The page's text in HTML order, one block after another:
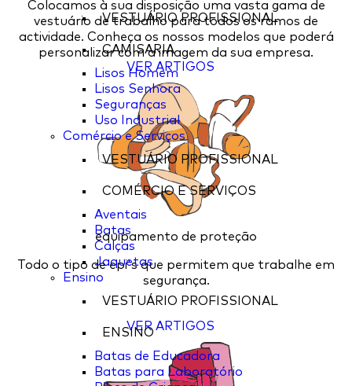
VESTUÁRIO PROFISSIONAL
CAMISARIA
Lisos Homem
Lisos Senhora
Seguranças
Uso Industrial
Comércio e Serviços
VESTUÁRIO PROFISSIONAL
COMÉRCIO E SERVIÇOS
Aventais
Batas
Calças
Jaquetas
Ensino
VESTUÁRIO PROFISSIONAL
ENSINO
Batas de Educadora
Batas para Laboratório
Colocamos à sua disposição uma vasta gama de
vestuário de trabalho para todos os ramos de
actividade. Conheça os nossos modelos que poderá
personalizar com a imagem da sua empresa.
VER ARTIGOS
equipamento de proteção
Todo o tipo de epi's que permitem que trabalhe em
segurança.
VER ARTIGOS